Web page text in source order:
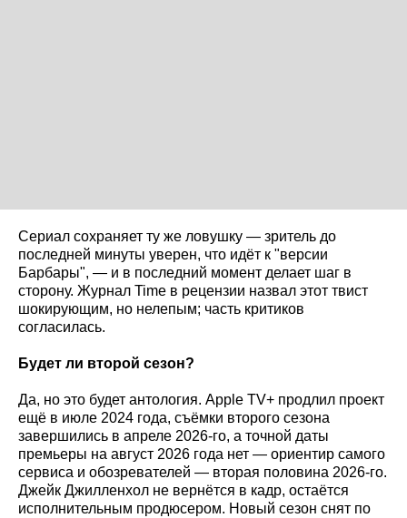
Сериал сохраняет ту же ловушку — зритель до
последней минуты уверен, что идёт к "версии
Барбары", — и в последний момент делает шаг в
сторону. Журнал Time в рецензии назвал этот твист
шокирующим, но нелепым; часть критиков
согласилась.
Будет ли второй сезон?
Да, но это будет антология. Apple TV+ продлил проект
ещё в июле 2024 года, съёмки второго сезона
завершились в апреле 2026-го, а точной даты
премьеры на август 2026 года нет — ориентир самого
сервиса и обозревателей — вторая половина 2026-го.
Джейк Джилленхол не вернётся в кадр, остаётся
исполнительным продюсером. Новый сезон снят по